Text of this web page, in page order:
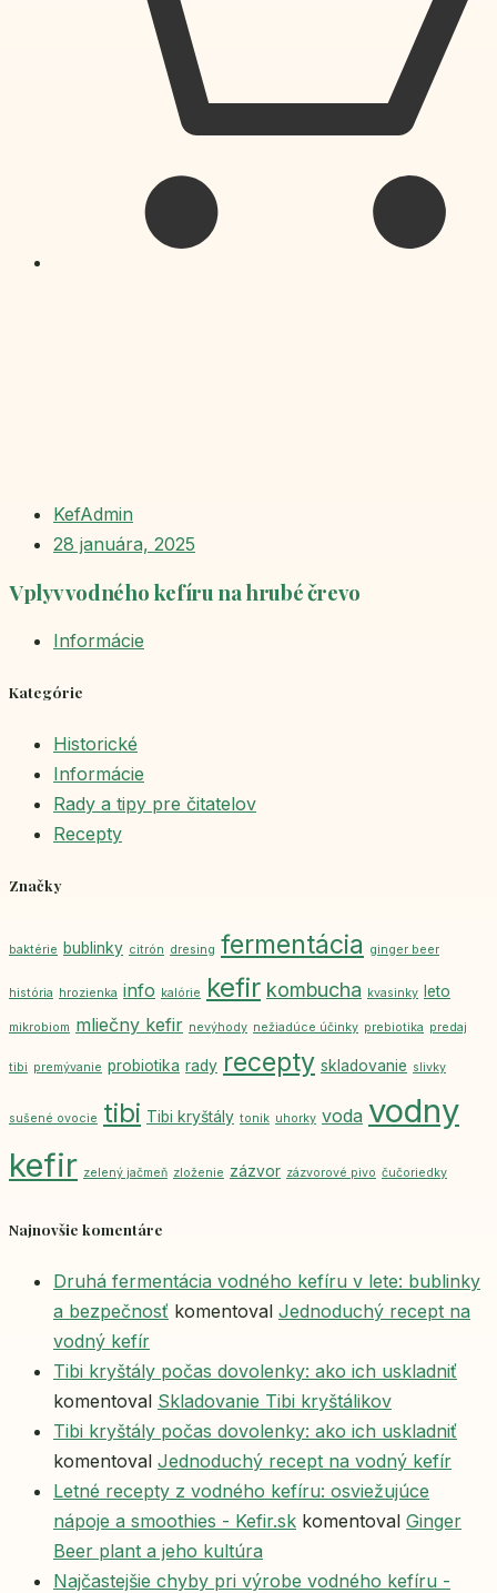
KefAdmin
28 januára, 2025
Vplyv vodného kefíru na hrubé črevo
Informácie
Kategórie
Historické
Informácie
Rady a tipy pre čitatelov
Recepty
Značky
baktérie bublinky citrón dresing fermentácia ginger beer
história hrozienka info kalórie kefir kombucha kvasinky leto
mikrobiom mliečny kefir nevýhody nežiadúce účinky prebiotika predaj
tibi premývanie probiotika rady recepty skladovanie slivky
sušené ovocie tibi Tibi kryštály tonik uhorky voda vodny
kefir zelený jačmeň zloženie zázvor zázvorové pivo čučoriedky
Najnovšie komentáre
Druhá fermentácia vodného kefíru v lete: bublinky
a bezpečnosť komentoval Jednoduchý recept na
vodný kefír
Tibi kryštály počas dovolenky: ako ich uskladniť
komentoval Skladovanie Tibi kryštálikov
Tibi kryštály počas dovolenky: ako ich uskladniť
komentoval Jednoduchý recept na vodný kefír
Letné recepty z vodného kefíru: osviežujúce
nápoje a smoothies - Kefir.sk komentoval Ginger
Beer plant a jeho kultúra
Najčastejšie chyby pri výrobe vodného kefíru -